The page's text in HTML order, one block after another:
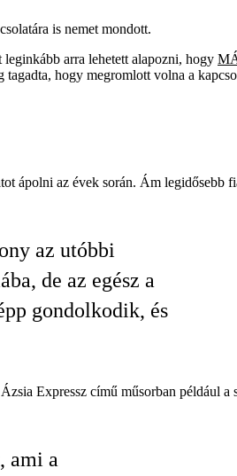
is nemet mondott.
leginkább arra lehetett alapozni, hogy
hogy megromlott volna a
ápolni az évek során. Ám legidősebb
az utóbbi
de az egész a
gondolkodik, és
Expressz című műsorban például a
ami a